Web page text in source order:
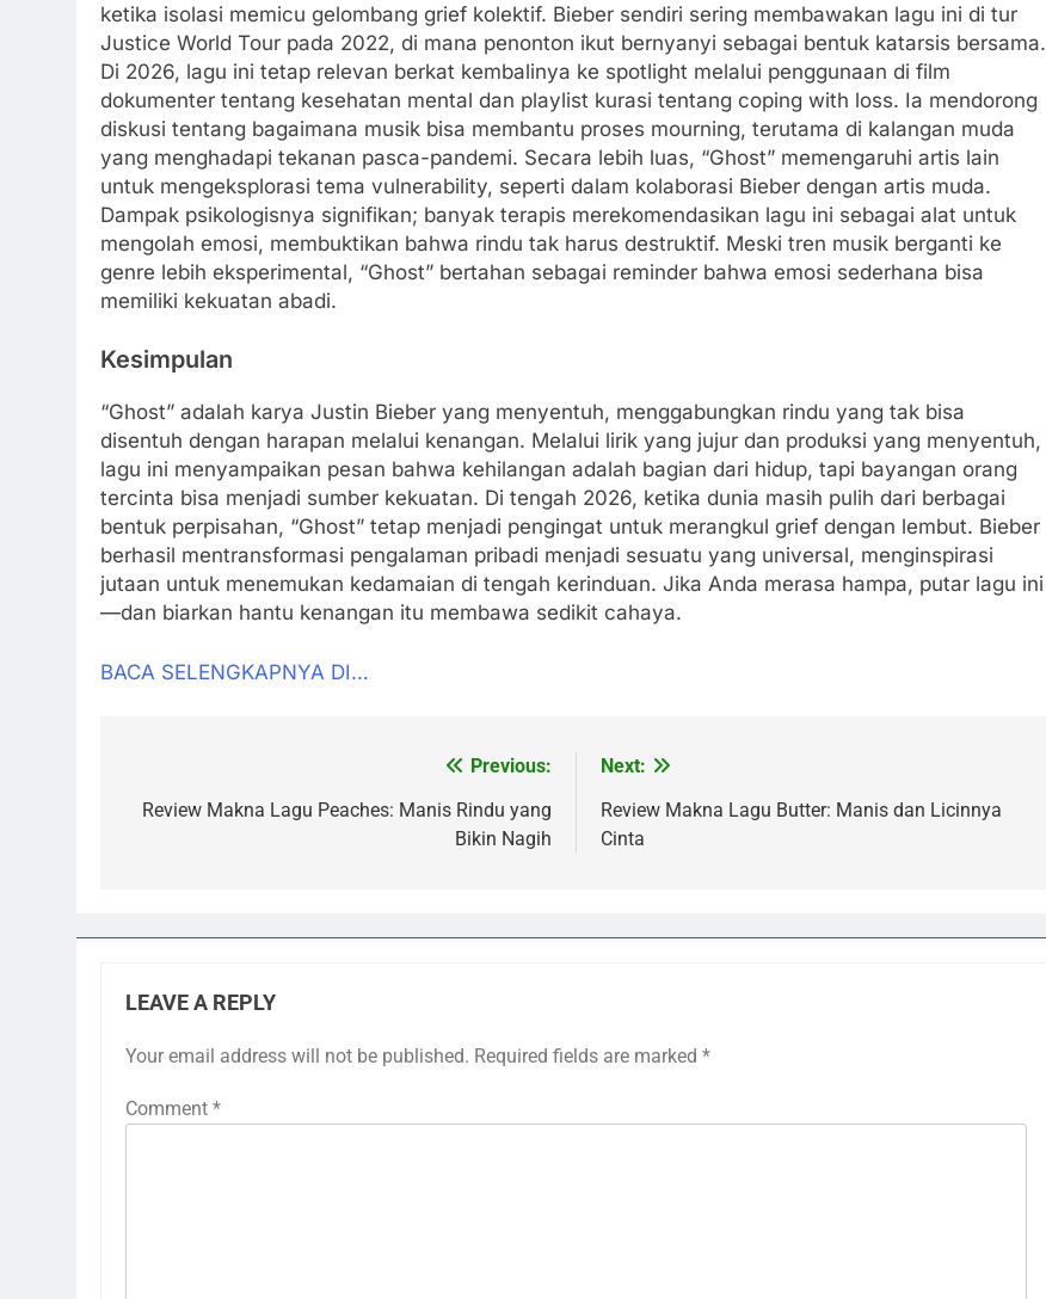
ketika isolasi memicu gelombang grief kolektif. Bieber sendiri sering membawakan lagu ini di tur
Justice World Tour pada 2022, di mana penonton ikut bernyanyi sebagai bentuk katarsis bersama.
Di 2026, lagu ini tetap relevan berkat kembalinya ke spotlight melalui penggunaan di film
dokumenter tentang kesehatan mental dan playlist kurasi tentang coping with loss. Ia mendorong
diskusi tentang bagaimana musik bisa membantu proses mourning, terutama di kalangan muda
yang menghadapi tekanan pasca-pandemi. Secara lebih luas, “Ghost” memengaruhi artis lain
untuk mengeksplorasi tema vulnerability, seperti dalam kolaborasi Bieber dengan artis muda.
Dampak psikologisnya signifikan; banyak terapis merekomendasikan lagu ini sebagai alat untuk
mengolah emosi, membuktikan bahwa rindu tak harus destruktif. Meski tren musik berganti ke
genre lebih eksperimental, “Ghost” bertahan sebagai reminder bahwa emosi sederhana bisa
memiliki kekuatan abadi.
Kesimpulan
“Ghost” adalah karya Justin Bieber yang menyentuh, menggabungkan rindu yang tak bisa
disentuh dengan harapan melalui kenangan. Melalui lirik yang jujur dan produksi yang menyentuh,
lagu ini menyampaikan pesan bahwa kehilangan adalah bagian dari hidup, tapi bayangan orang
tercinta bisa menjadi sumber kekuatan. Di tengah 2026, ketika dunia masih pulih dari berbagai
bentuk perpisahan, “Ghost” tetap menjadi pengingat untuk merangkul grief dengan lembut. Bieber
berhasil mentransformasi pengalaman pribadi menjadi sesuatu yang universal, menginspirasi
jutaan untuk menemukan kedamaian di tengah kerinduan. Jika Anda merasa hampa, putar lagu ini
—dan biarkan hantu kenangan itu membawa sedikit cahaya.
BACA SELENGKAPNYA DI…
navigation
Previous:
Review Makna Lagu Peaches: Manis Rindu yang
Bikin Nagih
Next:
Review Makna Lagu Butter: Manis dan Licinnya
Cinta
LEAVE A REPLY
Your email address will not be published. Required fields are marked *
Comment *